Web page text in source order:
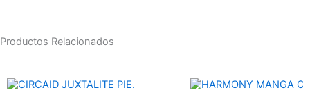
Productos Relacionados